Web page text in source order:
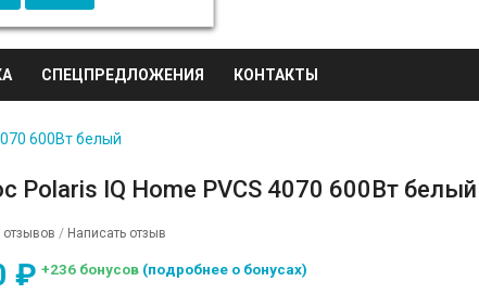
СПЕЦПРЕДЛОЖЕНИЯ КОНТАКТЫ
600Вт белый
Polaris IQ Home PVCS 4070 600Вт белый
отзывов / Написать отзыв
₽ +236 бонусов (подробнее о бонусах)